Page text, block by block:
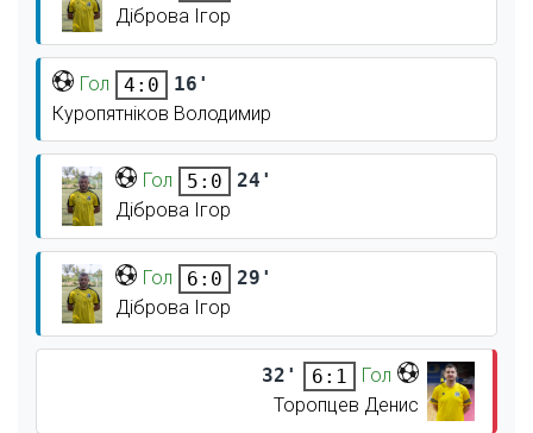
Діброва Ігор
Гол 4:0
16'
Куропятніков Володимир
Гол 5:0
24'
Діброва Ігор
Гол 6:0
29'
Діброва Ігор
32' 6:1
Гол
Торопцев Денис